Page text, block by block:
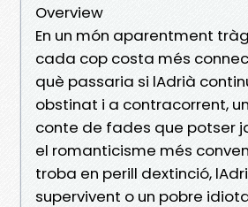
Overview
En un món aparentment
cada cop costa més
què passaria si lAdrià
obstinat i a contracorrent,
conte de fades que potser
el romanticisme més
troba en perill dextinció,
supervivent o un pobre